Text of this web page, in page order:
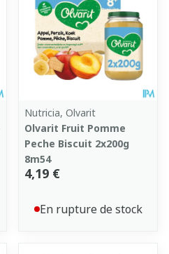
Nutricia, Olvarit
Olvarit Fruit Pomme
Peche Biscuit 2x200g
8m54
4,19 €
En rupture de stock